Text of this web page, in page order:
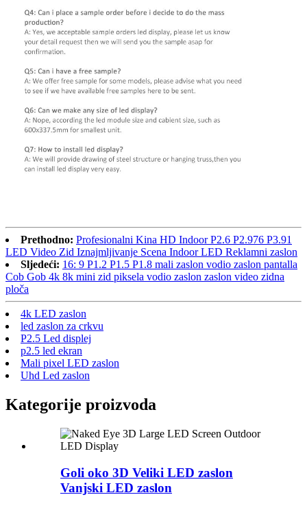
Prethodno: Profesionalni Kina HD Indoor P2.6 P2.976 P3.91
LED Video Zid Iznajmljivanje Scena Indoor LED Reklamni zaslon
Sljedeći: 16: 9 P1.2 P1.5 P1.8 mali zaslon vodio zaslon pantalla
Cob Gob 4k 8k mini zid piksela vodio zaslon zaslon video zidna
ploča
4k LED zaslon
led zaslon za crkvu
P2.5 Led displej
p2.5 led ekran
Mali pixel LED zaslon
Uhd Led zaslon
Kategorije proizvoda
Goli oko 3D Veliki LED zaslon
Vanjski LED zaslon